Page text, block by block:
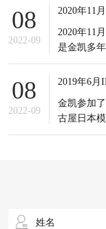
产权对企
08
2022-09
2020年11
2020年11
是金凯多
更是金凯
信誉是企
08
2022-09
金凯参加
古屋日本
前新的市
研发等方